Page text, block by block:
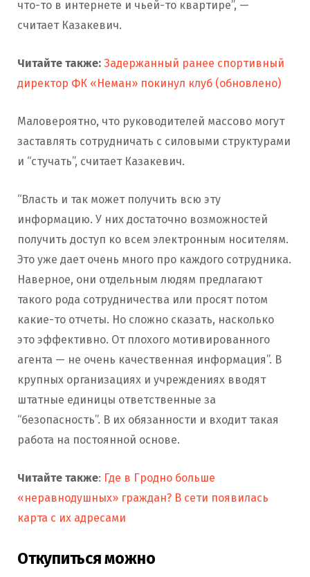
что-то в интернете и чьей-то квартире”, —
считает Казакевич.
Читайте также: Задержанный ранее спортивный
директор ФК «Неман» покинул клуб (обновлено)
Маловероятно, что руководителей массово могут
заставлять сотрудничать с силовыми структурами
и “стучать”, считает Казакевич.
“Власть и так может получить всю эту
информацию. У них достаточно возможностей
получить доступ ко всем электронным носителям.
Это уже дает очень много про каждого сотрудника.
Наверное, они отдельным людям предлагают
такого рода сотрудничества или просят потом
какие-то отчеты. Но сложно сказать, насколько
это эффективно. От плохого мотивированного
агента — не очень качественная информация”. В
крупных организациях и учреждениях вводят
штатные единицы ответственные за
“безопасность”. В их обязанности и входит такая
работа на постоянной основе.
Читайте также: Где в Гродно больше
«неравнодушных» граждан? В сети появилась
карта с их адресами
Откупиться можно